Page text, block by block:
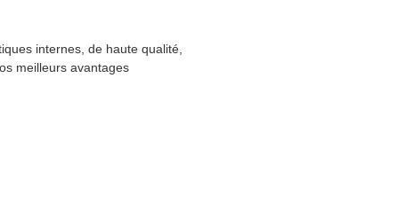
internes, de haute qualité,
meilleurs avantages